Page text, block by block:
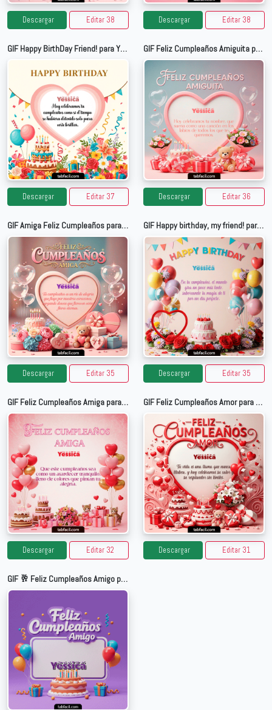
Descargar Editar 38 Descargar Editar 38
GIF Happy BirthDay Friend! para Yessica
Descargar Editar 37
GIF Feliz Cumpleaños Amiguita para Yessica
Descargar Editar 36
GIF Amiga Feliz Cumpleaños para Yessica
Descargar Editar 35
GIF Happy birthday, my friend! para Yessica
Descargar Editar 35
GIF Feliz Cumpleaños Amiga para Yessica
Descargar Editar 32
GIF Feliz Cumpleaños Amor para Yessica
Descargar Editar 31
GIF 🥂 Feliz Cumpleaños Amigo para Yessica